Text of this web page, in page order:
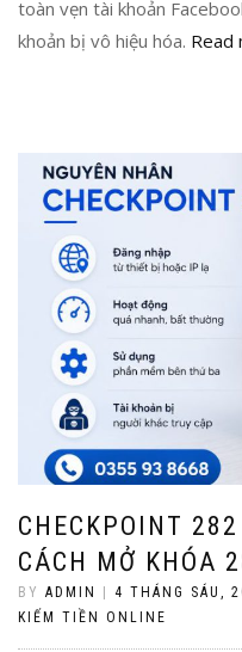
toàn vẹn tài khoản
khoản bị vô hiệu hóa. Read
CHECKPOINT
CÁCH MỞ KHÓA
BY ADMIN 4 THÁNG SÁU,
KIẾM TIỀN ONLINE